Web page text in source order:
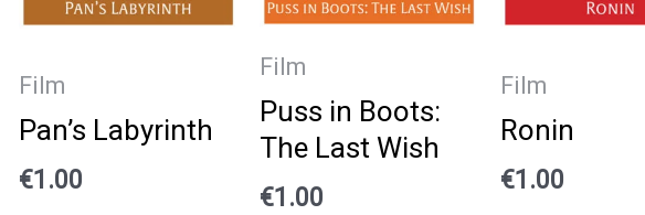
Film
Pan’s Labyrinth
€1.00
Film
Puss in Boots:
The Last Wish
€1.00
Film
Ronin
€1.00